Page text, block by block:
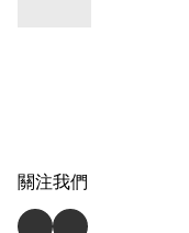
關注我們